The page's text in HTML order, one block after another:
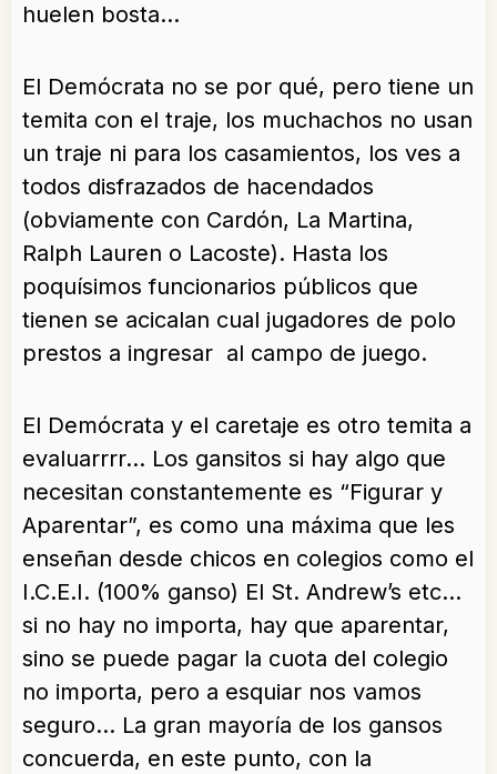
huelen bosta…
El Demócrata no se por qué, pero tiene un
temita con el traje, los muchachos no usan
un traje ni para los casamientos, los ves a
todos disfrazados de hacendados
(obviamente con Cardón, La Martina,
Ralph Lauren o Lacoste). Hasta los
poquísimos funcionarios públicos que
tienen se acicalan cual jugadores de polo
prestos a ingresar al campo de juego.
El Demócrata y el caretaje es otro temita a
evaluarrrr… Los gansitos si hay algo que
necesitan constantemente es “Figurar y
Aparentar”, es como una máxima que les
enseñan desde chicos en colegios como el
I.C.E.I. (100% ganso) El St. Andrew’s etc…
si no hay no importa, hay que aparentar,
sino se puede pagar la cuota del colegio
no importa, pero a esquiar nos vamos
seguro… La gran mayoría de los gansos
concuerda, en este punto, con la